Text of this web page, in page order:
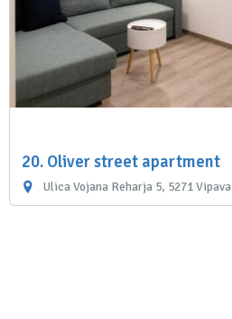
20. Oliver street apartment
Ulica Vojana Reharja 5, 5271 Vipava